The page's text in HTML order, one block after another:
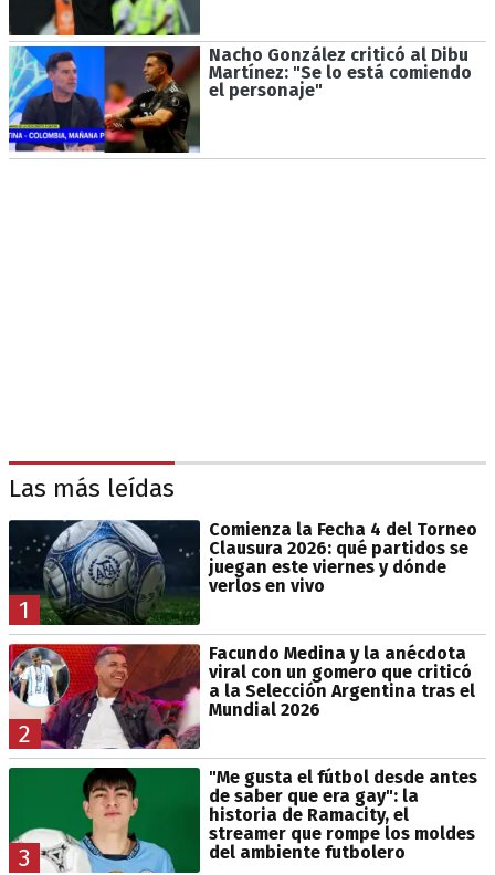
Nacho González criticó al Dibu
Martínez: "Se lo está comiendo
el personaje"
Las más leídas
1
Comienza la Fecha 4 del Torneo
Clausura 2026: qué partidos se
juegan este viernes y dónde
verlos en vivo
2
Facundo Medina y la anécdota
viral con un gomero que criticó
a la Selección Argentina tras el
Mundial 2026
3
"Me gusta el fútbol desde antes
de saber que era gay": la
historia de Ramacity, el
streamer que rompe los moldes
del ambiente futbolero